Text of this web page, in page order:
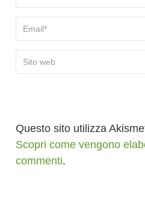
Questo sito utilizza
Scopri come vengono
commenti.